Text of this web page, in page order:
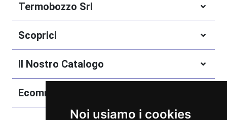
Noi usiamo i cookies
Termobozzo Srl
Scoprici
Il Nostro Catalogo
Ecommerce